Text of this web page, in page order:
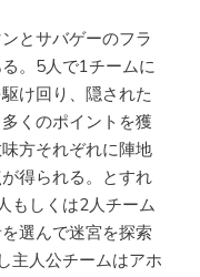
とサバゲーのフラ
。5人で1チームに
け回り、隠された
くのポイントを獲
方それぞれに陣地
得られる。とすれ
もしくは2人チーム
選んで迷宮を探索
主人公チームはアホ